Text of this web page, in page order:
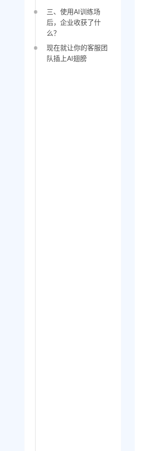
三、使用AI训练场
后，企业收获了什
么？
现在就让你的客服团
队插上AI翅膀